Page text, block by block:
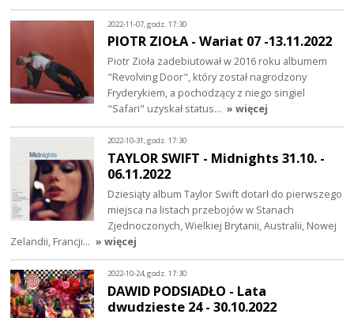
2022-11-07, godz. 17:30
PIOTR ZIOŁA - Wariat 07 -13.11.2022
Piotr Zioła zadebiutował w 2016 roku albumem
"Revolving Door", który został nagrodzony
Fryderykiem, a pochodzący z niego singiel
"Safari" uzyskał status… » więcej
2022-10-31, godz. 17:30
TAYLOR SWIFT - Midnights 31.10. -
06.11.2022
Dziesiąty album Taylor Swift dotarł do pierwszego
miejsca na listach przebojów w Stanach
Zjednoczonych, Wielkiej Brytanii, Australii, Nowej
Zelandii, Francji… » więcej
2022-10-24, godz. 17:30
DAWID PODSIADŁO - Lata
dwudzieste 24 - 30.10.2022